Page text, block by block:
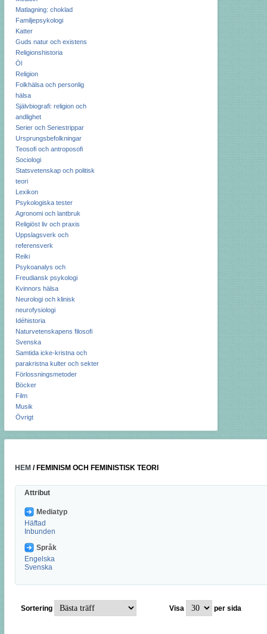
Matlagning: choklad
Familjepsykologi
Katter
Guds natur och existens
Religionshistoria
Öl
Religion
Folkhälsa och personlig
hälsa
Självbiografi: religion och
andlighet
Serier och Seriestrippar
Ursprungsbefolkningar
Teosofi och antroposofi
Sociologi
Statsvetenskap och politisk
teori
Lexikon
Psykologiska tester
Agronomi och lantbruk
Religiöst liv och praxis
Uppslagsverk och
referensverk
Reiki
Psykoanalys och
Freudiansk psykologi
Kvinnors hälsa
Neurologi och klinisk
neurofysiologi
Idéhistoria
Naturvetenskapens filosofi
Svenska
Samtida icke-kristna och
parakristna kulter och sekter
Förlossningsmetoder
Böcker
Film
Musik
Övrigt
HEM / FEMINISM OCH FEMINISTISK TEORI
Attribut
Mediatyp
Häftad
Inbunden
Språk
Engelska
Svenska
Sortering Visa per sida